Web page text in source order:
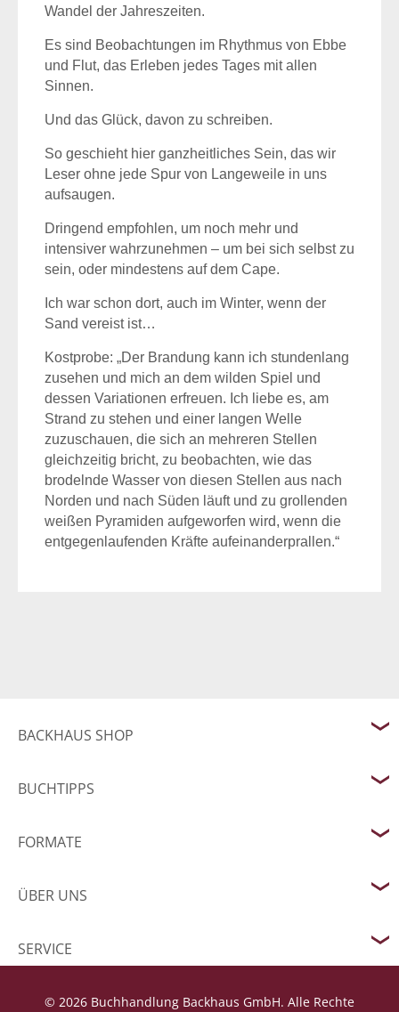
Wandel der Jahreszeiten.
Es sind Beobachtungen im Rhythmus von Ebbe
und Flut, das Erleben jedes Tages mit allen
Sinnen.
Und das Glück, davon zu schreiben.
So geschieht hier ganzheitliches Sein, das wir
Leser ohne jede Spur von Langeweile in uns
aufsaugen.
Dringend empfohlen, um noch mehr und
intensiver wahrzunehmen – um bei sich selbst zu
sein, oder mindestens auf dem Cape.
Ich war schon dort, auch im Winter, wenn der
Sand vereist ist…
Kostprobe: „Der Brandung kann ich stundenlang
zusehen und mich an dem wilden Spiel und
dessen Variationen erfreuen. Ich liebe es, am
Strand zu stehen und einer langen Welle
zuzuschauen, die sich an mehreren Stellen
gleichzeitig bricht, zu beobachten, wie das
brodelnde Wasser von diesen Stellen aus nach
Norden und nach Süden läuft und zu grollenden
weißen Pyramiden aufgeworfen wird, wenn die
entgegenlaufenden Kräfte aufeinanderprallen.“
BACKHAUS SHOP
BUCHTIPPS
FORMATE
ÜBER UNS
SERVICE
© 2026 Buchhandlung Backhaus GmbH. Alle Rechte